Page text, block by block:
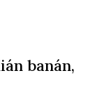
banán,